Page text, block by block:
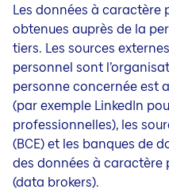
Les données à
obtenues auprès de la
tiers. Les sources
personnel sont
personne concernée est
(par exemple LinkedIn
professionnelles), les
(BCE) et les banques de
des données à caractère
(data brokers).